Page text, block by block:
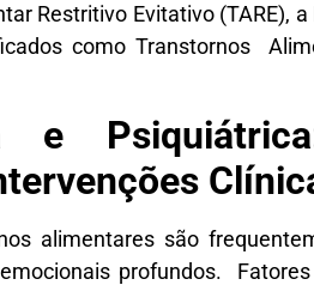
Restritivo Evitativo (TARE),
como Transtornos
e
alimentares são
profundos.